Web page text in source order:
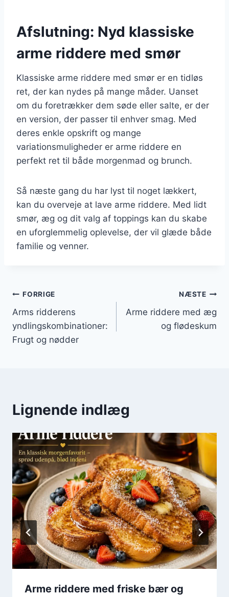
Afslutning: Nyd klassiske
arme riddere med smør
Klassiske arme riddere med smør er en tidløs
ret, der kan nydes på mange måder. Uanset
om du foretrækker dem søde eller salte, er der
en version, der passer til enhver smag. Med
deres enkle opskrift og mange
variationsmuligheder er arme riddere en
perfekt ret til både morgenmad og brunch.
Så næste gang du har lyst til noget lækkert,
kan du overveje at lave arme riddere. Med lidt
smør, æg og dit valg af toppings kan du skabe
en uforglemmelig oplevelse, der vil glæde både
familie og venner.
Indlægsnavigation
FORRIGE
Arms ridderens
yndlingskombinationer:
Frugt og nødder
NÆSTE
Arme riddere med æg
og flødeskum
Lignende indlæg
Arme riddere med friske bær og